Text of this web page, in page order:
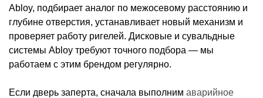
Abloy, подбирает аналог по межосевому расстоянию и
глубине отверстия, устанавливает новый механизм и
проверяет работу ригелей. Дисковые и сувальдные
системы Abloy требуют точного подбора — мы
работаем с этим брендом регулярно.
Если дверь заперта, сначала выполним аварийное